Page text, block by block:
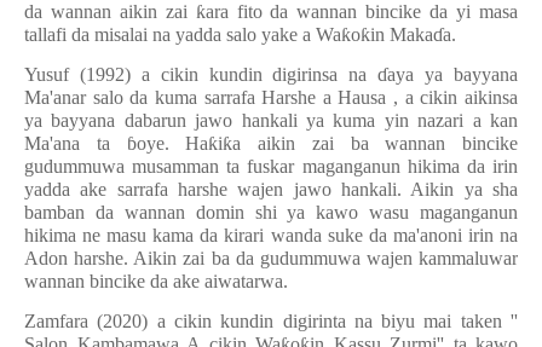
da wannan aikin zai ƙara fito da wannan bincike da yi masa
tallafi da misalai na yadda salo yake a Waƙoƙin Makaɗa.
Yusuf (1992) a cikin kundin digirinsa naɗaya ya bayyana
Ma'anar salo da kuma sarrafa Harshe a Hausa , a cikin aikinsa
ya bayyana dabarun jawo hankali ya kuma yin nazari a kan
Ma'ana ta ɓoye. Haƙiƙa aikin zai ba wannan bincike
gudummuwa musamman ta fuskar maganganun hikima da irin
yadda ake sarrafa harshe wajen jawo hankali. Aikin ya sha
bamban da wannan domin shi ya kawo wasu maganganun
hikima ne masu kama da kirari wanda suke da ma'anoni irin na
Adon harshe. Aikin zai ba da gudummuwa wajen kammaluwar
wannan bincike da ake aiwatarwa.
Zamfara (2020) a cikin kundin digirinta na biyu mai taken ''